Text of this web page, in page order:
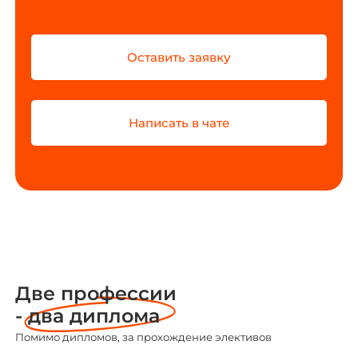
Оставить заявку
Написать в чате
Две профессии
-два диплома
Помимо дипломов, за прохождение элективов